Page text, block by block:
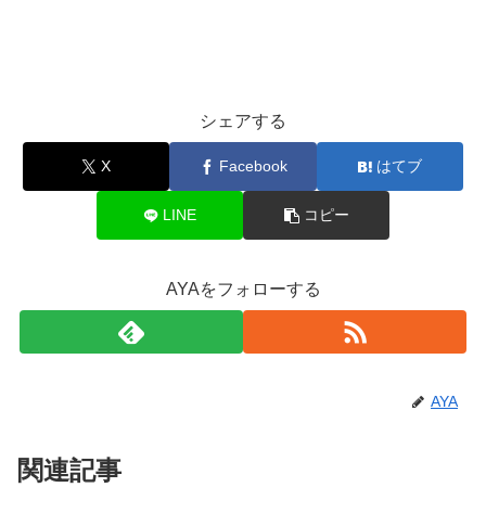
シェアする
X Facebook はてブ
LINE コピー
AYAをフォローする
AYA
関連記事